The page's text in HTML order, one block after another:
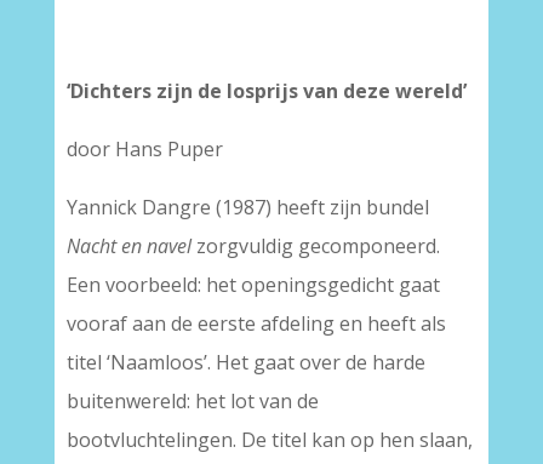
‘Dichters zijn de losprijs van deze wereld’
door Hans Puper
Yannick Dangre (1987) heeft zijn bundel
Nacht en navelzorgvuldig gecomponeerd.
Een voorbeeld: het openingsgedicht gaat
vooraf aan de eerste afdeling en heeft als
titel ‘Naamloos’. Het gaat over de harde
buitenwereld: het lot van de
bootvluchtelingen. De titel kan op hen slaan,